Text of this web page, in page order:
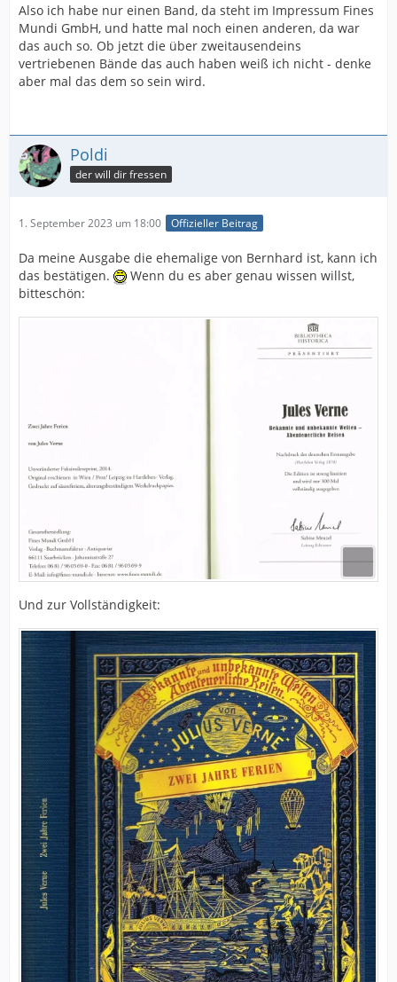
Also ich habe nur einen Band, da steht im Impressum Fines
Mundi GmbH, und hatte mal noch einen anderen, da war
das auch so. Ob jetzt die über zweitausendeins
vertriebenen Bände das auch haben weiß ich nicht - denke
aber mal das dem so sein wird.
Poldi
der will dir fressen
1. September 2023 um 18:00 Offizieller Beitrag
Da meine Ausgabe die ehemalige von Bernhard ist, kann ich
das bestätigen.
Wenn du es aber genau wissen willst,
bitteschön:
Und zur Vollständigkeit: